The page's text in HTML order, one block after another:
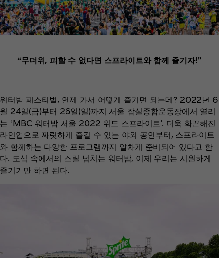
“무더위, 피할 수 없다면 스프라이트와 함께 즐기자!”
워터밤 페스티벌, 언제 가서 어떻게 즐기면 되는데? 2022년 6
월 24일(금)부터 26일(일)까지 서울 잠실종합운동장에서 열리
는 ‘MBC 워터밤 서울 2022 위드 스프라이트’. 더욱 화끈해진
라인업으로 짜릿하게 즐길 수 있는 야외 공연부터, 스프라이트
와 함께하는 다양한 프로그램까지 알차게 준비되어 있다고 한
다. 도심 속에서의 스릴 넘치는 워터밤, 이제 우리는 시원하게
즐기기만 하면 된다.